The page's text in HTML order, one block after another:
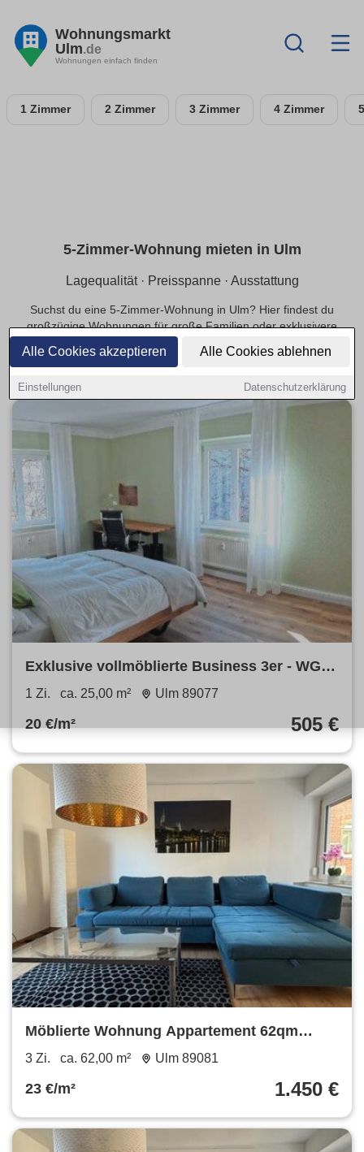
Alle Cookies akzeptieren Alle Cookies ablehnen
Einstellungen Datenschutzerklärung
Wohnungsmarkt
Ulm.de
Wohnungen einfach finden
1 Zimmer 2 Zimmer 3 Zimmer 4 Zimmer
5-Zimmer-Wohnung mieten in Ulm
Lagequalität · Preisspanne · Ausstattung
Suchst du eine 5-Zimmer-Wohnung in Ulm? Hier findest du
großzügige Wohnungen für große Familien oder exklusivere
Ansprüche, in ruhiger oder zentraler Lage und einer
passenden Preisspanne.
Exklusive vollmöblierte Business 3er - WG in
Ulm Weststadt
1 Zi. ca. 25,00 m² Ulm 89077
20 €/m² 505 €
Möblierte Wohnung Appartement 62qm
Terrasse Ulm Söflingen
3 Zi. ca. 62,00 m² Ulm 89081
23 €/m² 1.450 €